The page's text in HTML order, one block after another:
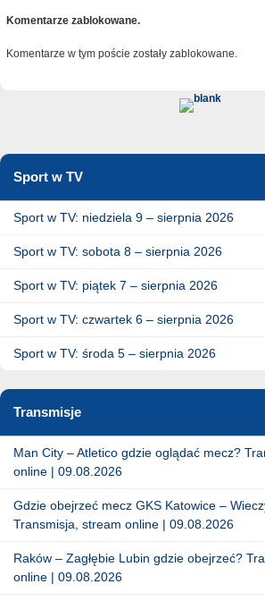
Komentarze zablokowane.
Komentarze w tym poście zostały zablokowane.
Sport w TV
Sport w TV: niedziela 9 – sierpnia 2026
Sport w TV: sobota 8 – sierpnia 2026
Sport w TV: piątek 7 – sierpnia 2026
Sport w TV: czwartek 6 – sierpnia 2026
Sport w TV: środa 5 – sierpnia 2026
Transmisje
Man City – Atletico gdzie oglądać mecz?
online | 09.08.2026
Gdzie obejrzeć mecz GKS Katowice –
Transmisja, stream online | 09.08.2026
Raków – Zagłębie Lubin gdzie obejrzeć?
online | 09.08.2026